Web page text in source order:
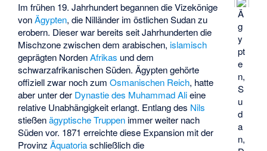
Ä
g
y
pt
e
n,
S
u
d
a
n,
Im frühen 19. Jahrhundert begannen dieVizekönige
vonÄgypten, die Nilländer im östlichen Sudan zu
erobern. Dieser war bereits seit Jahrhunderten die
Mischzone zwischen dem arabischen, islamisch
geprägten NordenAfrikas und dem
schwarzafrikanischen Süden. Ägypten gehörte
offiziell zwar noch zumOsmanischen Reich, hatte
aber unter der Dynastie des Muhammad Alieine
relative Unabhängigkeit erlangt. Entlang des Nils
stießenägyptische Truppen immer weiter nach
Süden vor. 1871 erreichte diese Expansion mit der
ProvinzÄquatoriaschließlich die